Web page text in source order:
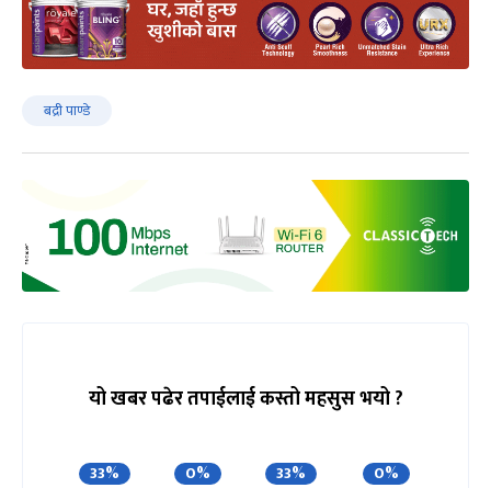
बद्री पाण्डे
यो खबर पढेर तपाईलाई कस्तो महसुस भयो ?
33% 0% 33% 0%